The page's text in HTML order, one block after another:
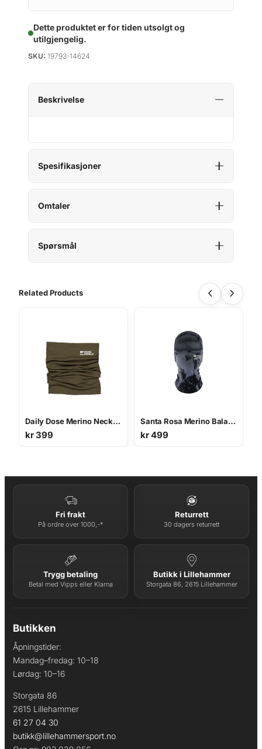
Dette produktet er for tiden utsolgt og
utilgjengelig.
SKU: 19793-14624
Beskrivelse
Spesifikasjoner
Omtaler
Spørsmål
Related Products
Daily Dose Merino Neckwarmer
kr399
Santa Rosa Merino Balaclava
kr499
Fri frakt
På ordre over 1000,-*
Returrett
30 dagers returrett
Trygg betaling
Betal med Vipps eller Klarna
Butikk i Lillehammer
Storgata 86, 2615 Lillehammer
Butikken
Åpningstider:
Mandag–fredag: 10–18
Lørdag: 10–16
Storgata 86
2615 Lillehammer
61 27 04 30
butikk@lillehammersport.no